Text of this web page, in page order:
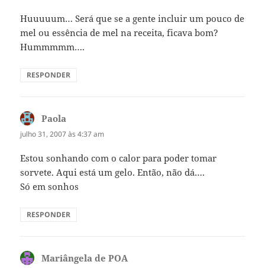
Huuuuum… Será que se a gente incluir um pouco de
mel ou essência de mel na receita, ficava bom?
Hummmmm….
RESPONDER
Paola
julho 31, 2007 às 4:37 am
Estou sonhando com o calor para poder tomar
sorvete. Aqui está um gelo. Então, não dá….
Só em sonhos
RESPONDER
Mariângela de POAdisse: